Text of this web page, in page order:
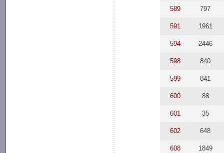
589 797
591 1961
594 2446
598 840
599 841
600 88
601 35
602 648
608 1849